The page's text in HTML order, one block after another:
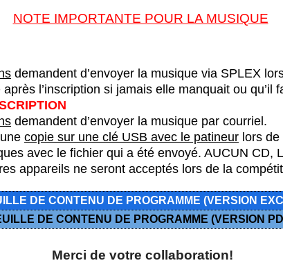
NOTE IMPORTANTE POUR LA MUSIQUE
demandent d’envoyer la musique via SPLEX
l’inscription si jamais elle manquait ou qu’il
demandent d’envoyer la musique par courriel.
copie sur une clé USB avec le patineur lors
avec le fichier qui a été envoyé. AUCUN CD,
appareils ne seront acceptés lors de la
DE CONTENU DE PROGRAMME (VERSION
DE CONTENU DE PROGRAMME (VERSION
Merci de votre collaboration!